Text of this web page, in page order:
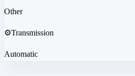
Other
⚙️Transmission
Automatic